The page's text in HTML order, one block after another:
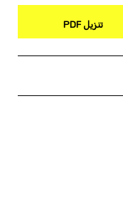
تنزيل PDF